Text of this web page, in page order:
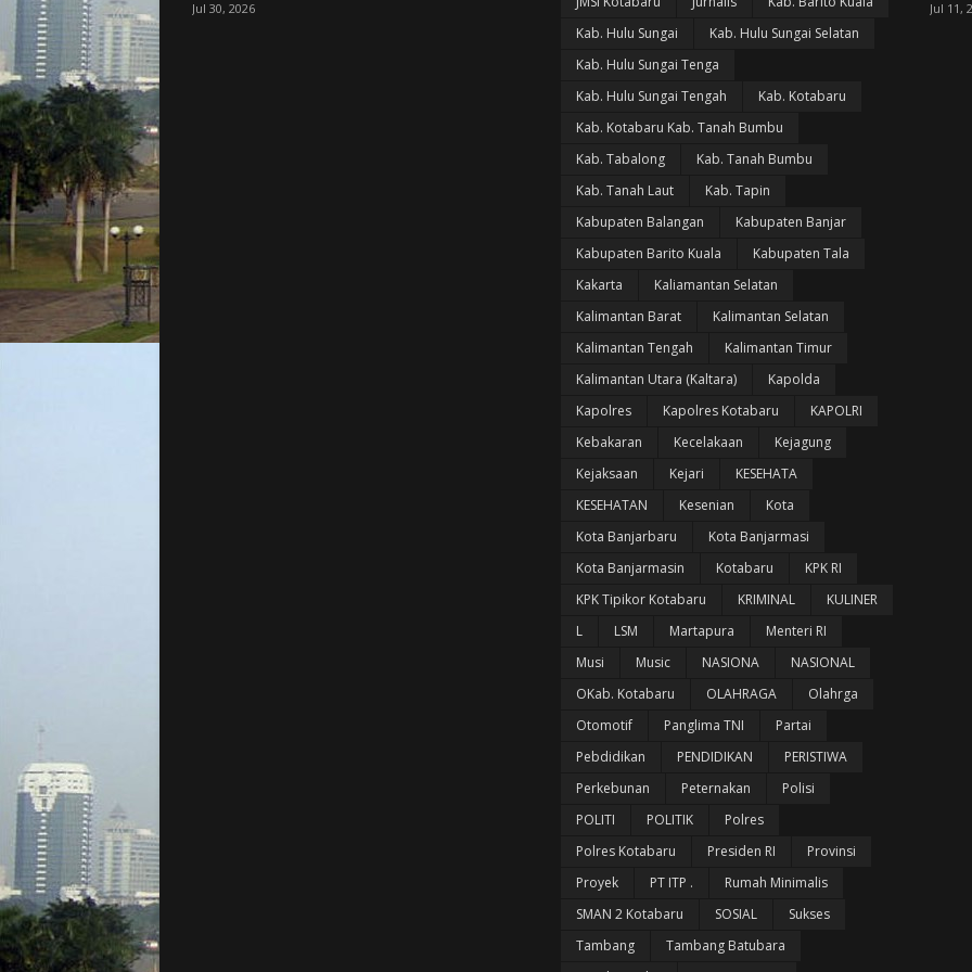
Jul 30, 2026
Kab. Hulu Sungai
Kab. Hulu Sungai Selatan
Kab. Hulu Sungai Tenga
Kab. Hulu Sungai Tengah
Kab. Kotabaru
Kab. Kotabaru Kab. Tanah Bumbu
Kab. Tabalong
Kab. Tanah Bumbu
Kab. Tanah Laut
Kab. Tapin
Kabupaten Balangan
Kabupaten Banjar
Kabupaten Barito Kuala
Kabupaten Tala
Kakarta
Kaliamantan Selatan
Kalimantan Barat
Kalimantan Selatan
Kalimantan Tengah
Kalimantan Timur
Kalimantan Utara (Kaltara)
Kapolda
Kapolres
Kapolres Kotabaru
KAPOLRI
Kebakaran
Kecelakaan
Kejagung
Kejaksaan
Kejari
KESEHATA
KESEHATAN
Kesenian
Kota
Kota Banjarbaru
Kota Banjarmasi
Kota Banjarmasin
Kotabaru
KPK RI
KPK Tipikor Kotabaru
KRIMINAL
KULINER
L
LSM Martapura
Menteri RI
Musi
Music NASIONA
NASIONAL
OKab. Kotabaru
OLAHRAGA
Olahrga
Otomotif
Panglima TNI
Partai
Pebdidikan
PENDIDIKAN
PERISTIWA
Perkebunan
Peternakan
Polisi
POLITI
POLITIK
Polres
Polres Kotabaru
Presiden RI
Provinsi
Proyek
PT ITP .
Rumah Minimalis
SMAN 2 Kotabaru
SOSIAL
Sukses
Tambang
Tambang Batubara
Jul 11,